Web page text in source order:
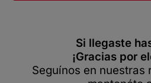
Si llegaste
¡Gracias por
Seguínos en nuestras